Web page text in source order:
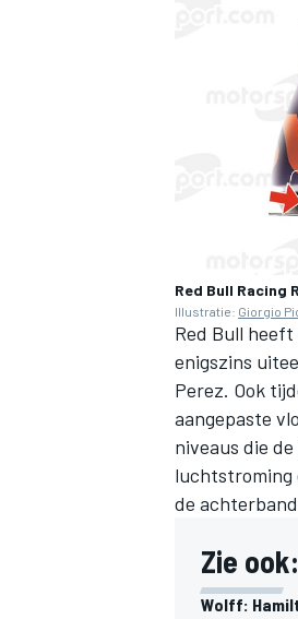
Red Bull Racing
Illustratie: Giorgio
Red Bull heeft
enigszins
Perez. Ook
aangepaste
niveaus die
luchtstroming
de
Zie ook:
Wolff: